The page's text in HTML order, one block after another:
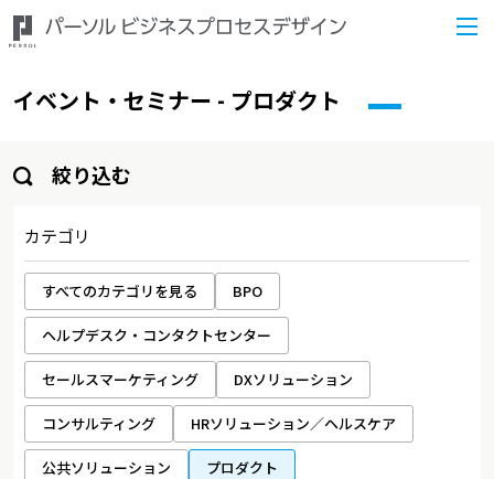
イベント・セミナー - プロダクト
絞り込む
カテゴリ
すべてのカテゴリを見る BPO
ヘルプデスク・コンタクトセンター
セールスマーケティング DXソリューション
コンサルティング HRソリューション／ヘルスケア
公共ソリューション プロダクト